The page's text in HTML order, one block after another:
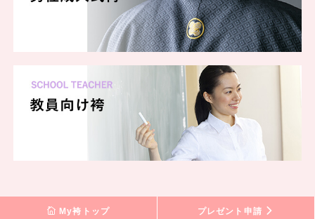
My袴トップ プレゼント申請